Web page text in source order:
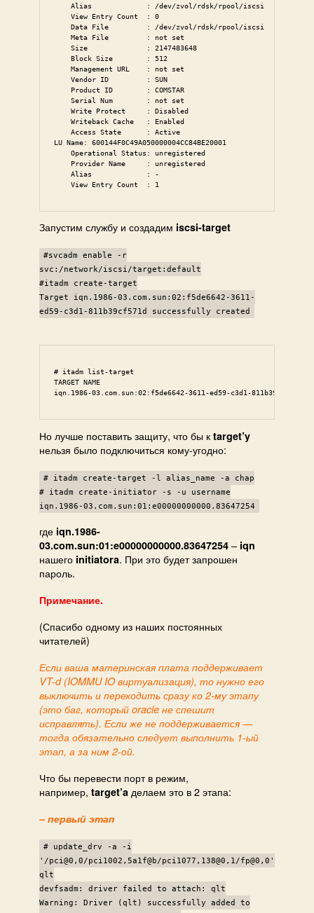
    Alias             : /dev/zvol/rdsk/rpool/iscsi
    View Entry Count  : 0
    Data File         : /dev/zvol/rdsk/rpool/iscsi
    Meta File         : not set
    Size              : 2147483648
    Block Size        : 512
    Management URL    : not set
    Vendor ID         : SUN
    Product ID        : COMSTAR
    Serial Num        : not set
    Write Protect     : Disabled
    Writeback Cache   : Enabled
    Access State      : Active
LU Name: 600144F0C49A050000004CC84BE20001
    Operational Status: unregistered
    Provider Name     : unregistered
    Alias             : -
    View Entry Count  : 1
Запустим службу и создадим iscsi-target
#svcadm enable -r
svc:/network/iscsi/target:default
#itadm create-target
Target iqn.1986-03.com.sun:02:f5de6642-3611-
ed59-c3d1-811b39cf571d successfully created
# itadm list-target
TARGET NAME
iqn.1986-03.com.sun:02:f5de6642-3611-ed59-c3d1-811b39cf571d
Но лучше поставить защиту, что бы к target’y
нельзя было подключиться кому-угодно:
# itadm create-target -l alias_name -a chap
# itadm create-initiator -s -u username
iqn.1986-03.com.sun:01:e00000000000.83647254
где iqn.1986-
03.com.sun:01:e00000000000.83647254 – iqn
нашего initiatora. При это будет запрошен
пароль.
Примечание.
(Спасибо одному из наших постоянных
читателей)
Если ваша материнская плата поддерживает
VT-d (IOMMU IO виртуализация), то нужно его
выключить и переходить сразу ко 2-му этапу
(это баг, который oracle не спешит
исправлять). Если же не поддерживается —
тогда обязательно следует выполнить 1-ый
этап, а за ним 2-ой.
Что бы перевести порт в режим,
например, target’a делаем это в 2 этапа:
– первый этап
# update_drv -a -i
'/pci@0,0/pci1002,5a1f@b/pci1077,138@0,1/fp@0,0'
qlt
devfsadm: driver failed to attach: qlt
Warning: Driver (qlt) successfully added to